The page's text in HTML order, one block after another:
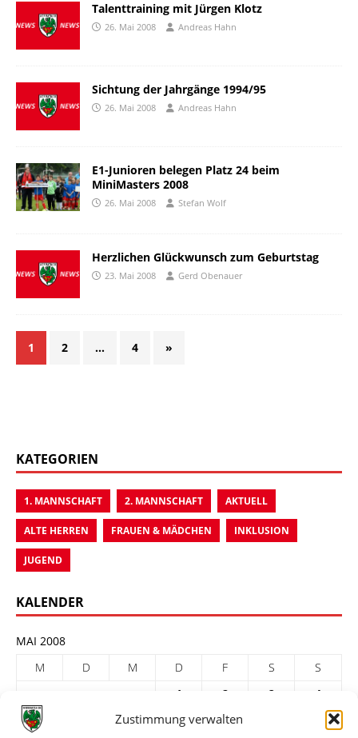
Zustimmung verwalten
Talenttraining mit Jürgen Klotz
26. Mai 2008 Andreas Hahn
Sichtung der Jahrgänge 1994/95
26. Mai 2008 Andreas Hahn
E1-Junioren belegen Platz 24 beim
MiniMasters 2008
26. Mai 2008 Stefan Wolf
Herzlichen Glückwunsch zum Geburtstag
23. Mai 2008 Gerd Obenauer
1 2 … 4 »
KATEGORIEN
1. MANNSCHAFT 2. MANNSCHAFT AKTUELL
ALTE HERREN FRAUEN & MÄDCHEN INKLUSION
JUGEND
KALENDER
MAI 2008
M
D M D F S
S
1
2 3
4
5
7 8 9